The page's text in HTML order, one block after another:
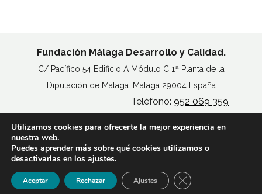
Fundación Málaga Desarrollo y Calidad.
C/ Pacífico 54 Edificio A Módulo C 1ª Planta de la
Diputación de Málaga. Málaga 29004 España
Teléfono: 952 069 359
MAPA DEL SITIO
AVISO LEGAL
POLÍTICA DE COOKIES
© CopyrightFundación Madeca
Utilizamos cookies para ofrecerte la mejor experiencia en
nuestra web.
Puedes aprender más sobre qué cookies utilizamos o
desactivarlas en los ajustes.
Aceptar Rechazar Ajustes Cerrar el banner de